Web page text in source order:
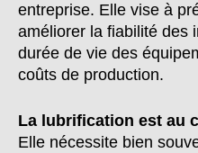
entreprise. Elle vise à
améliorer la fiabilité des
durée de vie des
coûts de production.
La lubrification est au
Elle nécessite bien